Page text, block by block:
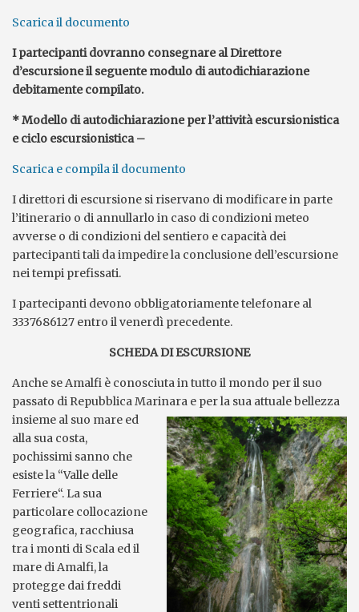
Scarica il documento
I partecipanti dovranno consegnare al Direttore
d’escursione il seguente modulo di autodichiarazione
debitamente compilato.
* Modello di autodichiarazione per l’attività escursionistica
e ciclo escursionistica –
Scarica e compila il documento
I direttori di escursione si riservano di modificare in parte
l’itinerario o di annullarlo in caso di condizioni meteo
avverse o di condizioni del sentiero e capacità dei
partecipanti tali da impedire la conclusione dell’escursione
nei tempi prefissati.
I partecipanti devono obbligatoriamente telefonare al
3337686127 entro il venerdì precedente.
SCHEDA DI ESCURSIONE
Anche se Amalfi è conosciuta in tutto il mondo per il suo
passato di Repubblica Marinara e per la sua attuale bellezza
insieme al suo mare ed
alla sua costa,
pochissimi sanno che
esiste la “Valle delle
Ferriere“. La sua
particolare collocazione
geografica, racchiusa
tra i monti di Scala ed il
mare di Amalfi, la
protegge dai freddi
venti settentrionali